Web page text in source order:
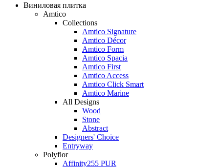
Виниловая плитка
Amtico
Collections
Amtico Signature
Amtico Décor
Amtico Form
Amtico Spacia
Amtico First
Amtico Access
Amtico Click Smart
Amtico Marine
All Designs
Wood
Stone
Abstract
Designers' Choice
Entryway
Polyflor
Affinity255 PUR